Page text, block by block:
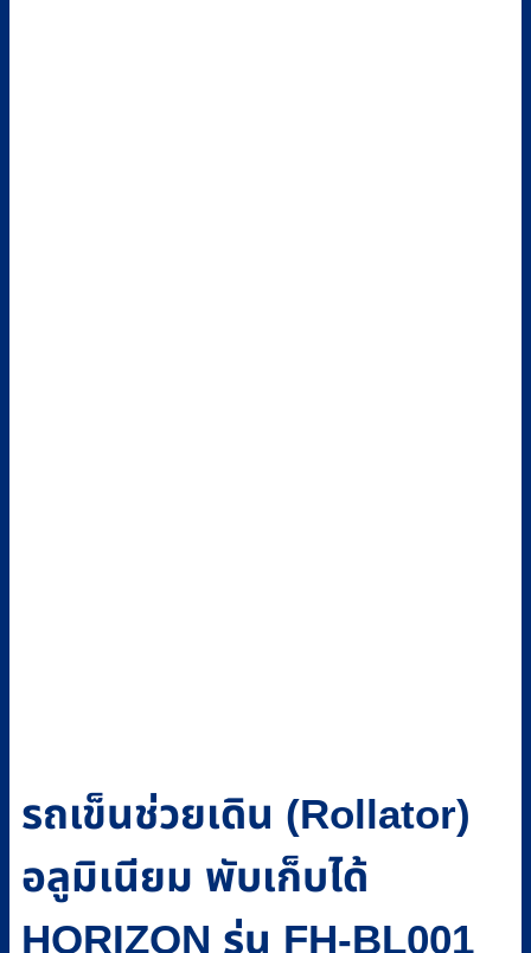
รถเข็นช่วยเดิน (Rollator)
อลูมิเนียม พับเก็บได้
HORIZON รุ่น FH-BL001